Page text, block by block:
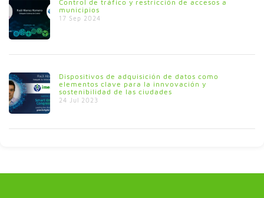
Control de tráfico y restricción de accesos a
municipios
17 Sep 2024
Dispositivos de adquisición de datos como
elementos clave para la innvovación y
sostenibilidad de las ciudades
24 Jul 2023